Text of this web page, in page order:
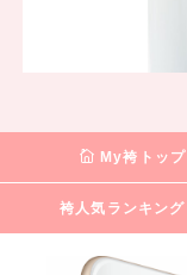
My袴トップ
袴人気ランキング